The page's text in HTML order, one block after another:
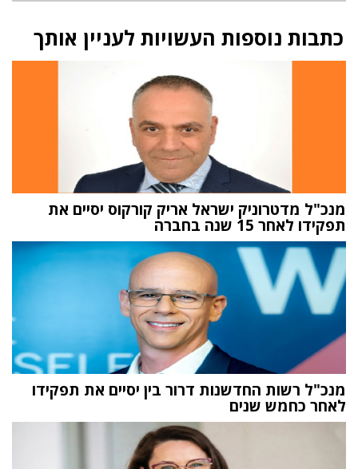
כתבות נוספות העשויות לעניין אותך
מנכ"ל מדטרוניק ישראל אריק קורקוס יסיים את
תפקידו לאחר 15 שנה בחברה
מנכ"ל רשות החדשנות דרור בין יסיים את תפקידו
לאחר כחמש שנים